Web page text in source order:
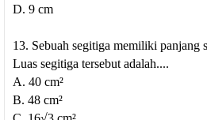
D. 9 cm
13. Sebuah segitiga memiliki panjang
Luas segitiga tersebut adalah....
A. 40 cm²
B. 48 cm²